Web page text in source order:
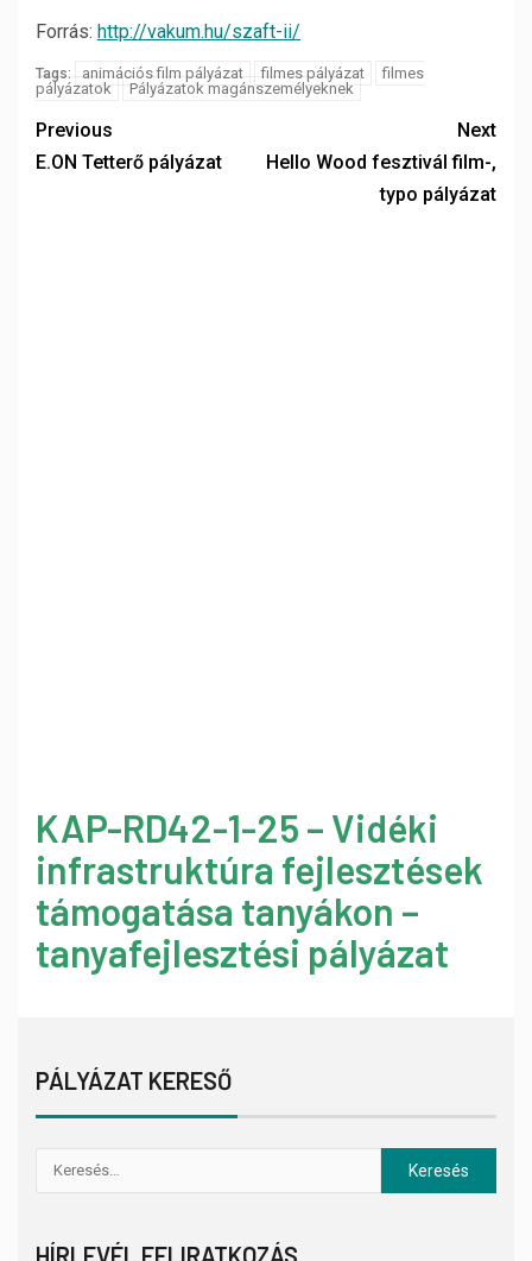
Forrás: http://vakum.hu/szaft-ii/
Tags: animációs film pályázat filmes pályázat
filmes
pályázatok
Pályázatok magánszemélyeknek
Previous
E.ON Tetterő pályázat
Next
Hello Wood fesztivál film-,
typo pályázat
KAP-RD42-1-25 – Vidéki
infrastruktúra fejlesztések
támogatása tanyákon –
tanyafejlesztési pályázat
PÁLYÁZAT KERESŐ
HÍRLEVÉL FELIRATKOZÁS